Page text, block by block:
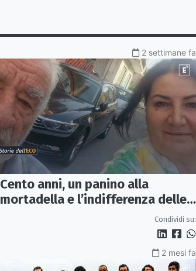
2 settimane fa
Cento anni, un panino alla
mortadella e l’indifferenza delle
Condividi su:
2 mesi fa